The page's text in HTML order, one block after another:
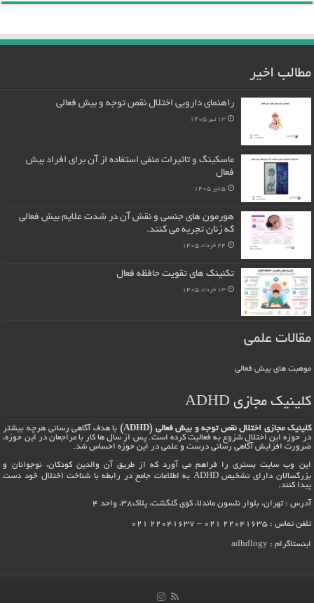
مطالب اخیر
راهنمای دارویی اختلال نقص توجه و بیش فعالی
13 تیر 1405
ماسکینگ و تاثیرات منفی استفاده از آن برای افراد بیش
فعال
5 تیر 1405
هورمون های جنسی و نقش آن در شدت علایم بیش فعالی
که زنان تجربه می کنند.
24 خرداد 1405
تکنینک های تقویت حافظه فعال
13 خرداد 1405
مقالات علمی
موهبت های بیش فعالی
کلینیک مجازی ADHD
کلینیک مجازی اختلال نقص توجه و بیش فعالی (ADHD)
با هدف آگاهی رسانی هرچه بیشتر
در حوزه این اختلال شزوع به فعالیت کرده است. پس از سال ها کار با مراجعان در این حوزه،
ضرورت افزایش آگاهی رسانی درست و علمی در این حوزه احساس شد.
این وب سایت بستری را فراهم می آورد که از طریق آن والدین کودکان، نوجوانان و
بزرگسالان دارای تشخیص ADHD به اطلاعات جامع در رابطه با شناخت اختلال خود دست
پیدا کنند.
آدرس : تهران، بلوار نلسون ماندلا، کوی گلگشت، پلاک38، واحد 4
تلفن تماس : 22041635 021 – 22041637 021
اینستاگرام :adhdlogy